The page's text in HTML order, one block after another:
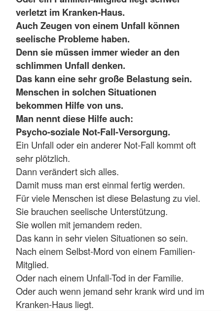
verletzt im Kranken-Haus.
Auch Zeugen von einem Unfall können
seelische Probleme haben.
Denn sie müssen immer wieder an den
schlimmen Unfall denken.
Das kann eine sehr große Belastung sein.
Menschen in solchen Situationen
bekommen Hilfe von uns.
Man nennt diese Hilfe auch:
Psycho-soziale Not-Fall-Versorgung.
Ein Unfall oder ein anderer Not-Fall kommt oft
sehr plötzlich.
Dann verändert sich alles.
Damit muss man erst einmal fertig werden.
Für viele Menschen ist diese Belastung zu viel.
Sie brauchen seelische Unterstützung.
Sie wollen mit jemandem reden.
Das kann in sehr vielen Situationen so sein.
Nach einem Selbst-Mord von einem Familien-
Mitglied.
Oder nach einem Unfall-Tod in der Familie.
Oder auch wenn jemand sehr krank wird und im
Kranken-Haus liegt.